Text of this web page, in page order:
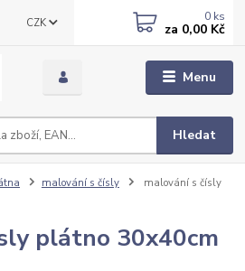
Menu
CZK
Hledat
0 ks
za 0,00 Kč
malování s čísly
malování s čísly
plátno 30x40cm